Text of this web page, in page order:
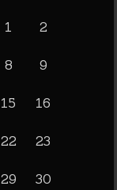
1 2
8 9
15 16
22 23
29 30